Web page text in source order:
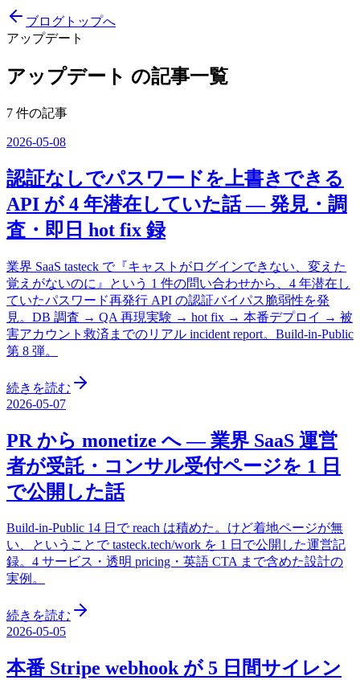
ブログトップへ
アップデート
アップデート の記事一覧
7 件の記事
2026-05-08
認証なしでパスワードを上書きできる
API が 4 年潜在していた話 — 発見・調
査・即日 hot fix 録
業界 SaaS tasteck で『キャストがログインできない、変えた
覚えがないのに』という 1 件の問い合わせから、4 年潜在し
ていたパスワード再発行 API の認証バイパス脆弱性を発
見。DB 調査 → QA 再現実験 → hot fix → 本番デプロイ → 被
害アカウント救済までのリアル incident report。Build-in-Public
第 8 弾。
続きを読む
2026-05-07
PR から monetize へ — 業界 SaaS 運営
者が受託・コンサル受付ページを 1 日
で公開した話
Build-in-Public 14 日で reach は積めた。けど着地ページが無
い、ということで tasteck.tech/work を 1 日で公開した運営記
録。4 サービス・透明 pricing・英語 CTA まで含めた設計の
実例。
続きを読む
2026-05-05
本番 Stripe webhook が 5 日間サイレン